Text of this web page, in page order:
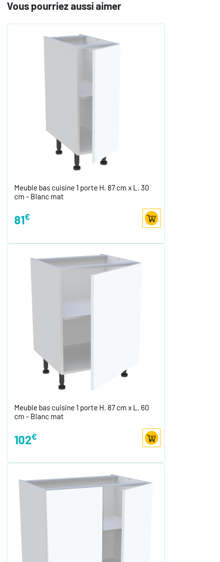
Vous pourriez aussi aimer
Meuble bas cuisine 1 porte H. 87 cm x L. 30
cm - Blanc mat
81€
Meuble bas cuisine 1 porte H. 87 cm x L. 60
cm - Blanc mat
102€